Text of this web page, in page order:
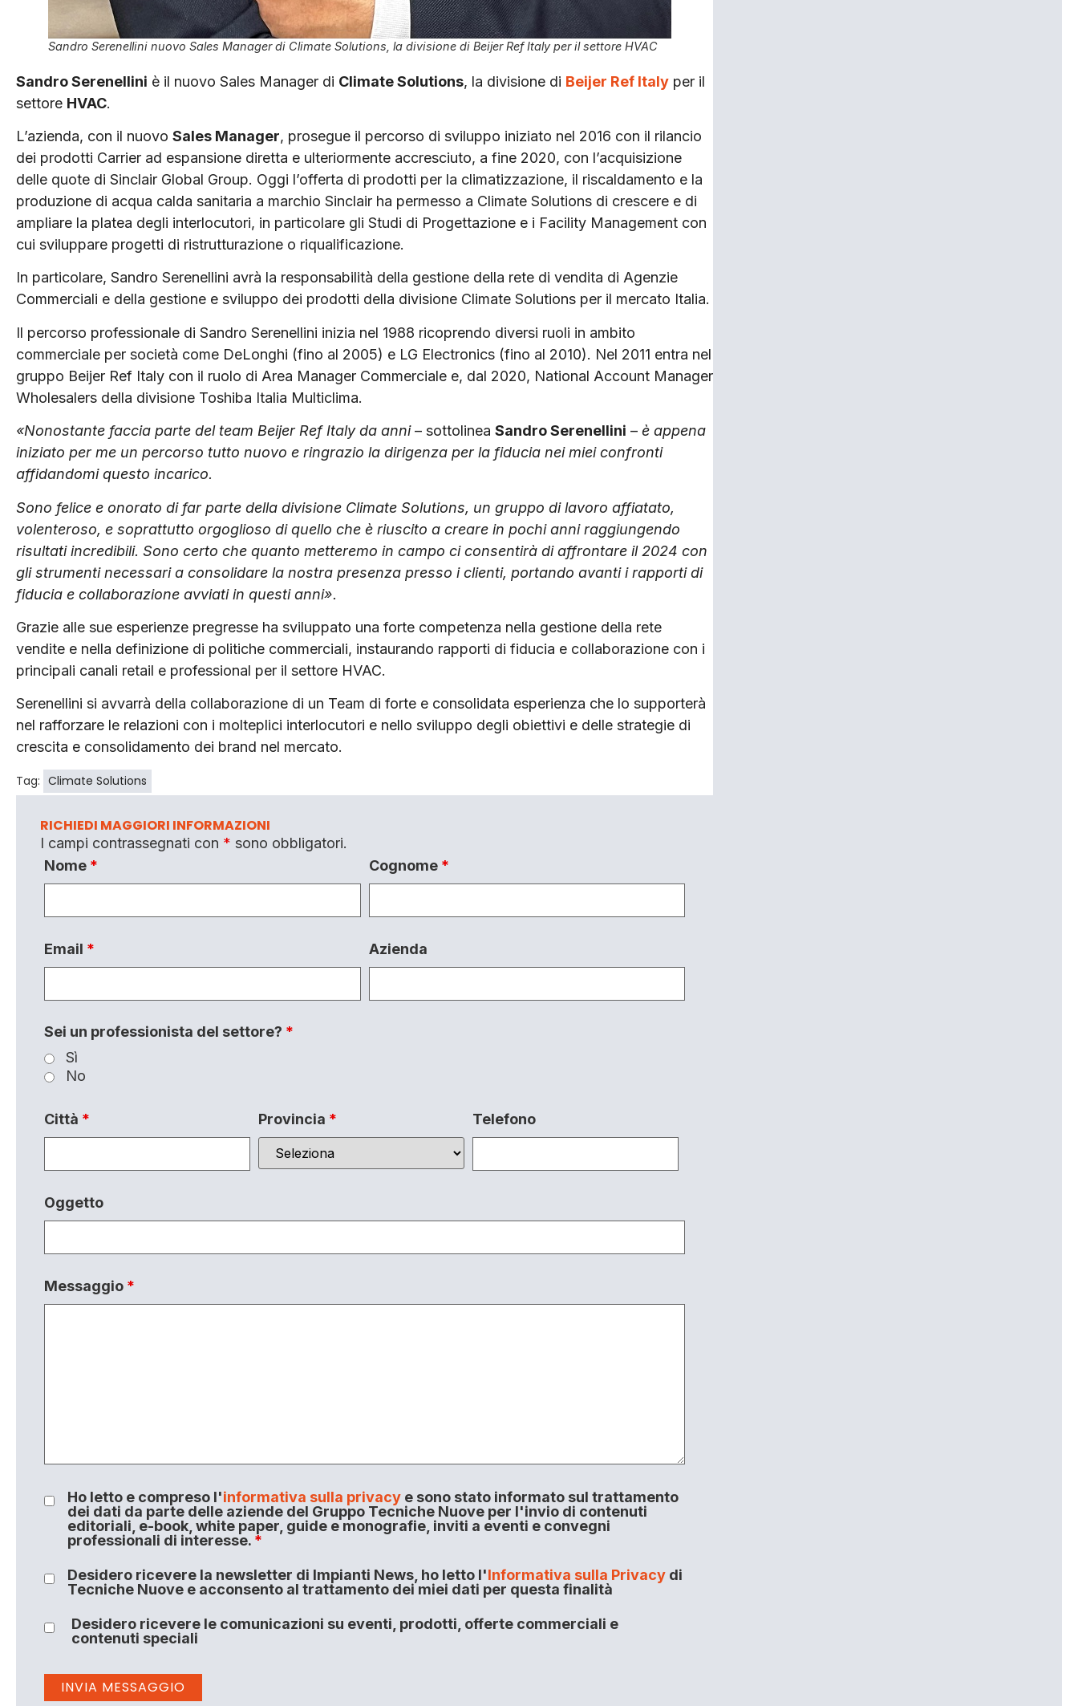
Sandro Serenellini nuovo Sales Manager di Climate Solutions, la divisione di Beijer Ref Italy per il settore HVAC
Sandro Serenellini è il nuovo Sales Manager di Climate Solutions, la divisione di Beijer Ref Italy per il
settore HVAC.
L’azienda, con il nuovo Sales Manager, prosegue il percorso di sviluppo iniziato nel 2016 con il rilancio
dei prodotti Carrier ad espansione diretta e ulteriormente accresciuto, a fine 2020, con l’acquisizione
delle quote di Sinclair Global Group. Oggi l’offerta di prodotti per la climatizzazione, il riscaldamento e la
produzione di acqua calda sanitaria a marchio Sinclair ha permesso a Climate Solutions di crescere e di
ampliare la platea degli interlocutori, in particolare gli Studi di Progettazione e i Facility Management con
cui sviluppare progetti di ristrutturazione o riqualificazione.
In particolare, Sandro Serenellini avrà la responsabilità della gestione della rete di vendita di Agenzie
Commerciali e della gestione e sviluppo dei prodotti della divisione Climate Solutions per il mercato Italia.
Il percorso professionale di Sandro Serenellini inizia nel 1988 ricoprendo diversi ruoli in ambito
commerciale per società come DeLonghi (fino al 2005) e LG Electronics (fino al 2010). Nel 2011 entra nel
gruppo Beijer Ref Italy con il ruolo di Area Manager Commerciale e, dal 2020, National Account Manager
Wholesalers della divisione Toshiba Italia Multiclima.
«Nonostante faccia parte del team Beijer Ref Italy da anni– sottolinea Sandro Serenellini – è appena
iniziato per me un percorso tutto nuovo e ringrazio la dirigenza per la fiducia nei miei confronti
affidandomi questo incarico.
Sono felice e onorato di far parte della divisione Climate Solutions, un gruppo di lavoro affiatato,
volenteroso, e soprattutto orgoglioso di quello che è riuscito a creare in pochi anni raggiungendo
risultati incredibili. Sono certo che quanto metteremo in campo ci consentirà di affrontare il 2024 con
gli strumenti necessari a consolidare la nostra presenza presso i clienti, portando avanti i rapporti di
fiducia e collaborazione avviati in questi anni».
Grazie alle sue esperienze pregresse ha sviluppato una forte competenza nella gestione della rete
vendite e nella definizione di politiche commerciali, instaurando rapporti di fiducia e collaborazione con i
principali canali retail e professional per il settore HVAC.
Serenellini si avvarrà della collaborazione di un Team di forte e consolidata esperienza che lo supporterà
nel rafforzare le relazioni con i molteplici interlocutori e nello sviluppo degli obiettivi e delle strategie di
crescita e consolidamento dei brand nel mercato.
Tag: Climate Solutions
RICHIEDI MAGGIORI INFORMAZIONI
I campi contrassegnati con * sono obbligatori.
Nome * Cognome *
Email * Azienda
Sei un professionista del settore? *
Sì
No
Città * Provincia * Telefono
Oggetto
Messaggio *
Ho letto e compreso l'informativa sulla privacye sono stato informato sul trattamento
dei dati da parte delle aziende del Gruppo Tecniche Nuove per l'invio di contenuti
editoriali, e-book, white paper, guide e monografie, inviti a eventi e convegni
professionali di interesse. *
Desidero ricevere la newsletter di Impianti News, ho letto l'Informativa sulla Privacydi
Tecniche Nuove e acconsento al trattamento dei miei dati per questa finalità
Desidero ricevere le comunicazioni su eventi, prodotti, offerte commerciali e
contenuti speciali